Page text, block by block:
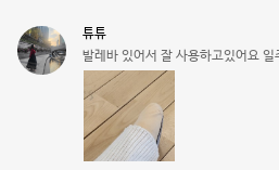
튜튜
발레바 있어서 잘 사용하고있어요